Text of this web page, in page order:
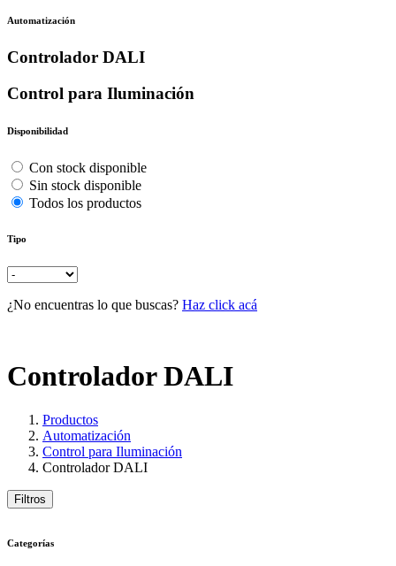
Automatización
Controlador DALI
Control para Iluminación
Disponibilidad
Con stock disponible
Sin stock disponible
Todos los productos
Tipo
¿No encuentras lo que buscas? Haz click acá
Controlador DALI
Productos
Automatización
Control para Iluminación
Controlador DALI
Filtros
Categorías